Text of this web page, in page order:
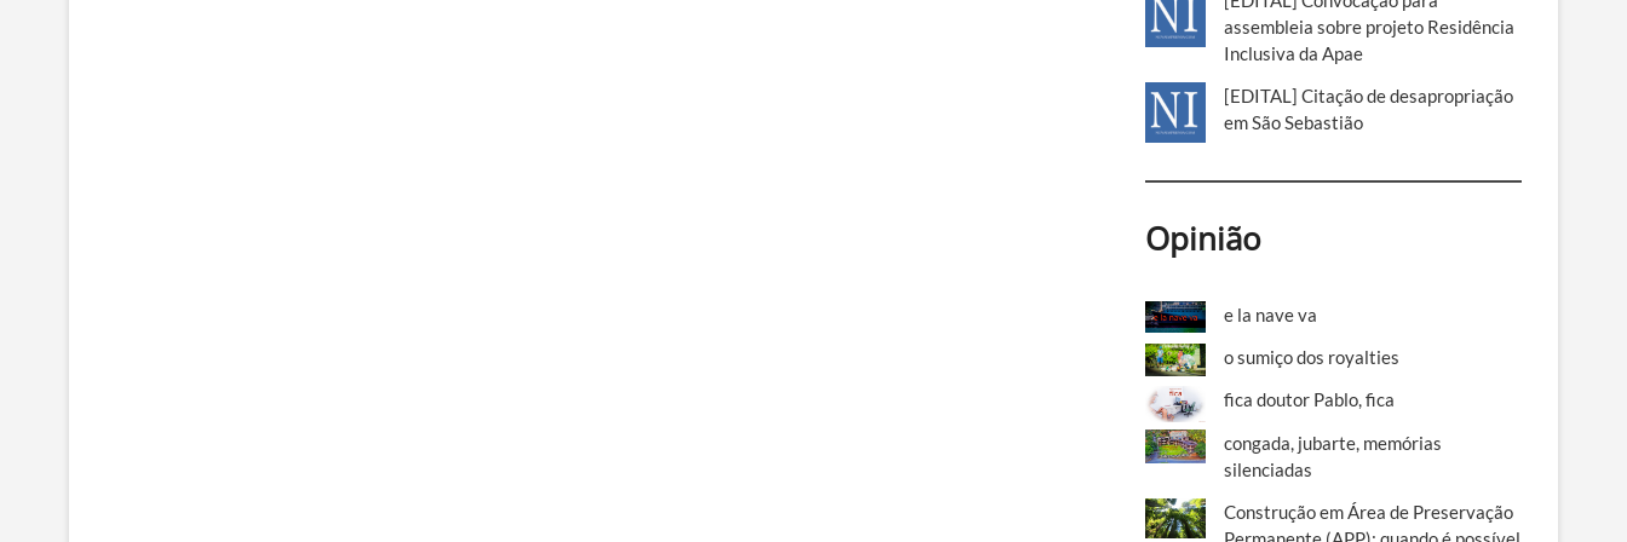
assembleia sobre projeto Residência
Inclusiva da Apae
[EDITAL] Citação de desapropriação
em São Sebastião
Opinião
e la nave va
o sumiço dos royalties
fica doutor Pablo, fica
congada, jubarte, memórias
silenciadas
Construção em Área de Preservação